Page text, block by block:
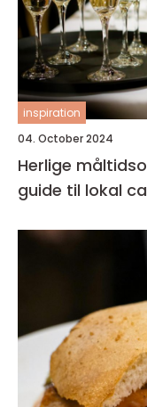
inspiration
04. October 2024
Herlige
guide til lokal